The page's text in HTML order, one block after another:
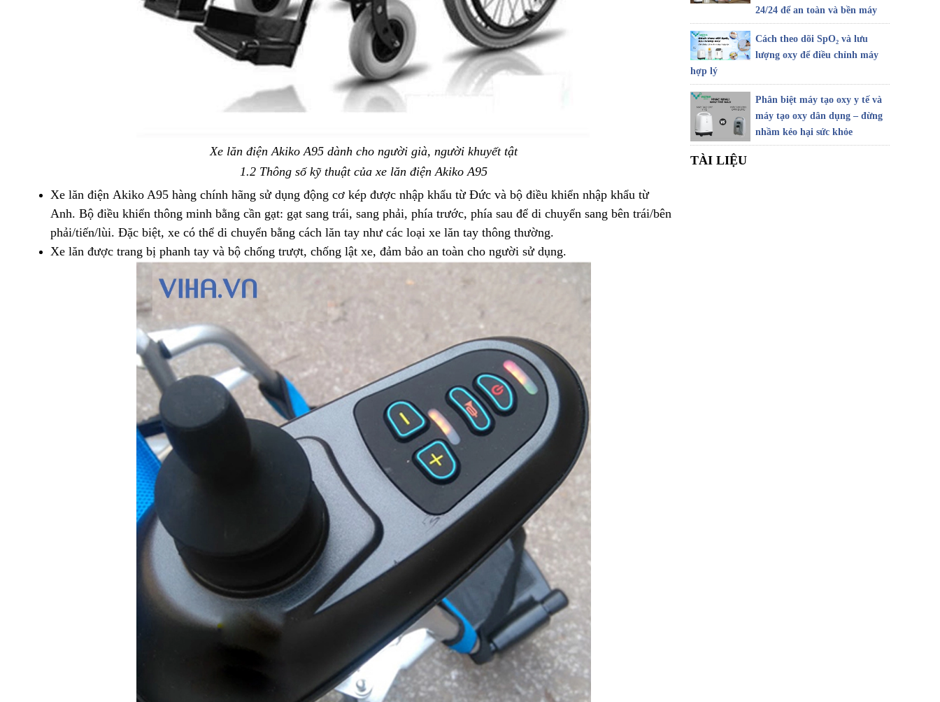
Xe lăn điện Akiko A95 dành cho người già, người khuyết tật
1.2 Thông số kỹ thuật của xe lăn điện Akiko A95
Xe lăn điện Akiko A95 hàng chính hãng sử dụng động cơ kép được nhập khẩu từ Đức và bộ điều khiển nhập khẩu từ
Anh. Bộ điều khiển thông minh bằng cần gạt: gạt sang trái, sang phải, phía trước, phía sau để di chuyển sang bên trái/bên
phải/tiến/lùi. Đặc biệt, xe có thể di chuyển bằng cách lăn tay như các loại xe lăn tay thông thường.
Xe lăn được trang bị phanh tay và bộ chống trượt, chống lật xe, đảm bảo an toàn cho người sử dụng.
24/24 để an toàn và bền máy
Cách theo dõi SpO₂ và lưu
lượng oxy để điều chỉnh máy
hợp lý
Phân biệt máy tạo oxy y tế và
máy tạo oxy dân dụng – đừng
nhầm kẻo hại sức khỏe
TÀI LIỆU